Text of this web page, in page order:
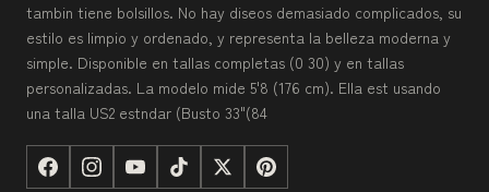
tambin tiene bolsillos. No hay diseos demasiado complicados, su
estilo es limpio y ordenado, y representa la belleza moderna y
simple. Disponible en tallas completas (0 30) y en tallas
personalizadas. La modelo mide 5'8 (176 cm). Ella est usando
una talla US2 estndar (Busto 33"(84